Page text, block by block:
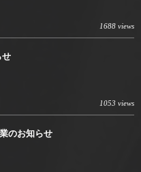
1688 views
せ
1053 views
のお知らせ